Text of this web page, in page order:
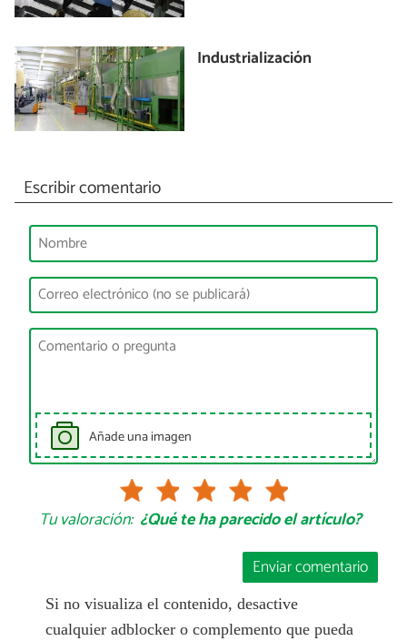
Industrialización
Escribir comentario
Añade una imagen
Tu valoración: ¿Qué te ha parecido el artículo?
Enviar comentario
Si no visualiza el contenido, desactive
cualquier adblocker o complemento que pueda